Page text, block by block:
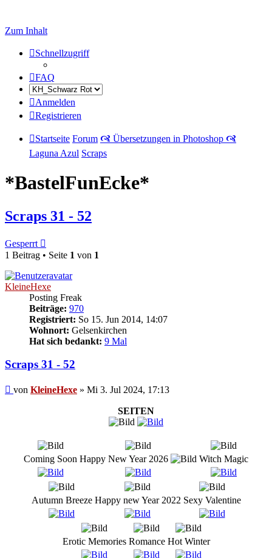
Zum Inhalt
Schnellzugriff
FAQ
Anmelden
Registrieren
Startseite Forum 🙧 Übersetzungen in Photoshop 🙧
Laguna Azul Scraps
*BastelFunEcke*
Scraps 31 - 52
Gesperrt
1 Beitrag • Seite 1 von 1
KleineHexe
Posting Freak
Beiträge: 970
Registriert: So 15. Jun 2014, 14:07
Wohnort: Gelsenkirchen
Hat sich bedankt: 9 Mal
Scraps 31 - 52
Beitrag
von KleineHexe » Mi 3. Jul 2024, 17:13
SEITEN
Coming Soon Happy New Year 2026 Witch Magic
Autumn Breeze Happy new Year 2022 Sexy Valentine
Erotic Memories Romance Hot Winter